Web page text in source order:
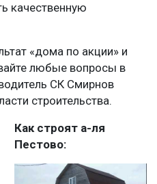
качественную
«дома по акции» и
любые вопросы в
СК Смирнов
строительства.
Как строят а-ля
Пестово: